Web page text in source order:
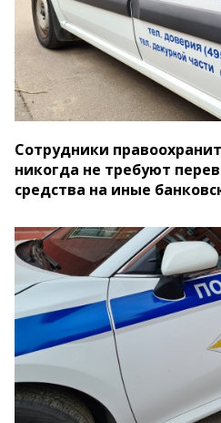
Сотрудники
никогда не требуют
средства на иные